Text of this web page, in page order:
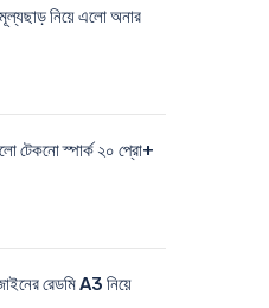
নিয়ে এলো অনার
টেকনো স্পার্ক ২০ প্রো+
রেডমি A3 নিয়ে